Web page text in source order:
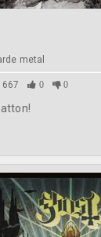
metal
667 0 0